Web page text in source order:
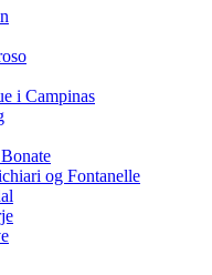
i Campinas
og Fontanelle